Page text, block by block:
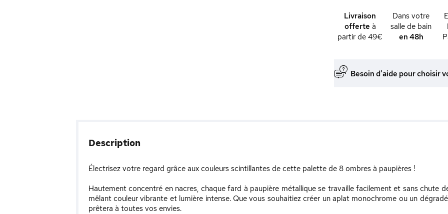
Livraison
offerte à
partir de 49€
Dans votre
salle de bain
en 48h
Besoin d'aide pour choisir
Description
Électrisez votre regard grâce aux couleurs scintillantes de cette palette de 8 ombres à paupières !
Hautement concentré en nacres, chaque fard à paupière métallique se travaille facilement et sans chute
mêlant couleur vibrante et lumière intense. Que vous souhaitiez créer un aplat monochrome ou un
prêtera à toutes vos envies.